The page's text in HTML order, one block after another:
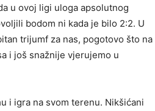
u ovoj ligi uloga apsolutnog
bodom ni kada je bilo 2:2. U
trijumf za nas, pogotovo što na
i još snažnije vjerujemo u
i igra na svom terenu. Nikšićani